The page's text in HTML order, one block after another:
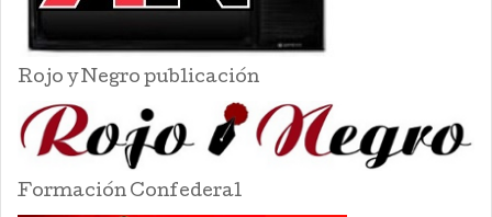
Rojo y Negro publicación
Formación Confederal